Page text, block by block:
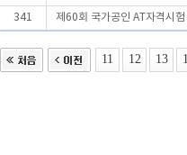
341 제60회 국가공인 AT자격시
11 12 13